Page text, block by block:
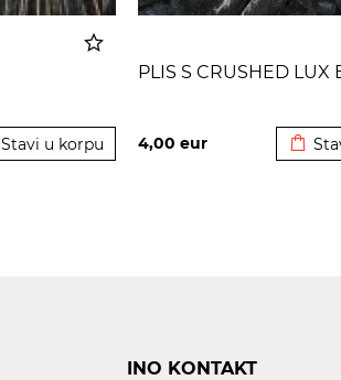
Stavi u korpu
PLIS S CRUSHED LUX
4,00 eur
INO KONTAKT